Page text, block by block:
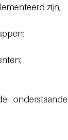
zijn;
onderstaande